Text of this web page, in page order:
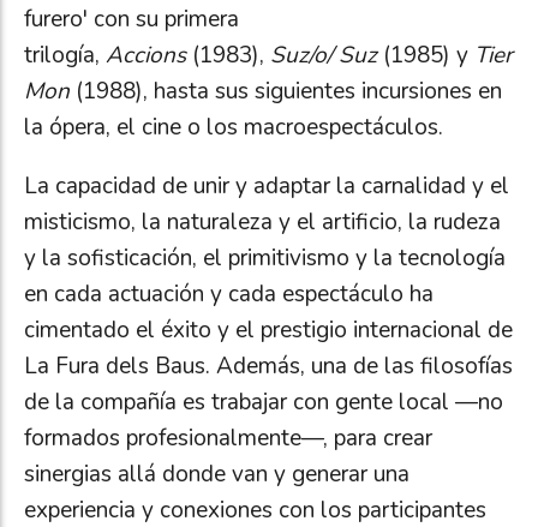
furero' con su primera
trilogía, Accions(1983), Suz/o/ Suz(1985) y Tier
Mon (1988), hasta sus siguientes incursiones en
la ópera, el cine o los macroespectáculos.
La capacidad de unir y adaptar la carnalidad y el
misticismo, la naturaleza y el artificio, la rudeza
y la sofisticación, el primitivismo y la tecnología
en cada actuación y cada espectáculo ha
cimentado el éxito y el prestigio internacional de
La Fura dels Baus. Además, una de las filosofías
de la compañía es trabajar con gente local —no
formados profesionalmente—, para crear
sinergias allá donde van y generar una
experiencia y conexiones con los participantes